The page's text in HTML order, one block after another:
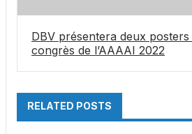
DBV présentera deux
congrès de l’AAAAI 2022
RELATED POSTS